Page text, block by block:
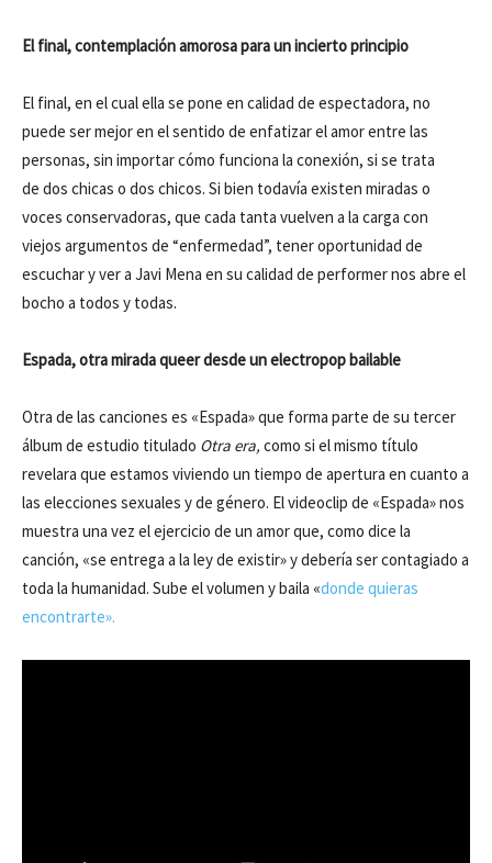
El final, contemplación amorosa para un incierto principio
El final, en el cual ella se pone en calidad de espectadora, no
puede ser mejor en el sentido de enfatizar el amor entre las
personas, sin importar cómo funciona la conexión, si se trata
de dos chicas o dos chicos. Si bien todavía existen miradas o
voces conservadoras, que cada tanta vuelven a la carga con
viejos argumentos de “enfermedad”, tener oportunidad de
escuchar y ver a Javi Mena en su calidad de performer nos abre el
bocho a todos y todas.
Espada, otra mirada queer desde un electropop bailable
Otra de las canciones es «Espada» que forma parte de su tercer
álbum de estudio titulado Otra era, como si el mismo título
revelara que estamos viviendo un tiempo de apertura en cuanto a
las elecciones sexuales y de género. El videoclip de «Espada» nos
muestra una vez el ejercicio de un amor que, como dice la
canción, «se entrega a la ley de existir» y debería ser contagiado a
toda la humanidad. Sube el volumen y baila «donde quieras
encontrarte».